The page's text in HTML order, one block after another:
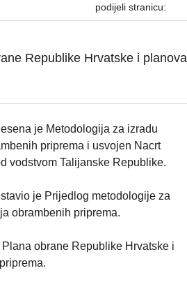
podijeli stranicu:
Republike Hrvatske i planova
je Metodologija za izradu
priprema i usvojen Nacrt
vodstvom Talijanske Republike.
je Prijedlog metodologije za
obrambenih priprema.
obrane Republike Hrvatske i